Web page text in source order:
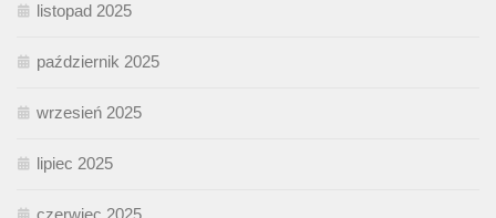
listopad 2025
październik 2025
wrzesień 2025
lipiec 2025